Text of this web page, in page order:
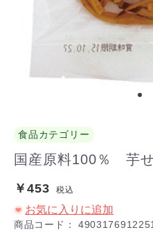
食品カテゴリー
国産原料100％ 芋せ
￥453 税込
お気に入りに追加
商品コード：